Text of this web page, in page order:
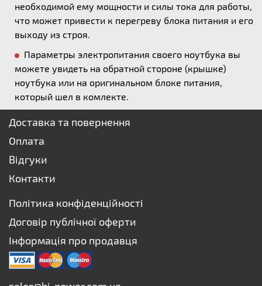
необходимой ему мощности и силы тока для работы,
что может привести к перегреву блока питания и его
выходу из строя.
Параметры электропитания своего ноутбука вы
можете увидеть на обратной стороне (крышке)
ноутбука или на оригинальном блоке питания,
который шел в комлекте.
Доставка та повернення
Оплата
Відгуки
Контакти
Політика конфіденційності
Договір публічної оферти
Інформація про продавця